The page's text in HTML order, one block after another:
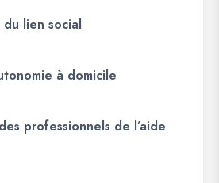
du lien social
à domicile
professionnels de l’aide